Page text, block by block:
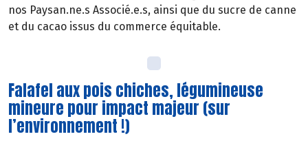
nos Paysan.ne.s Associé.e.s, ainsi que du sucre de canne
et du cacao issus du commerce équitable.
Falafel aux pois chiches, légumineuse
mineure pour impact majeur (sur
l’environnement !)